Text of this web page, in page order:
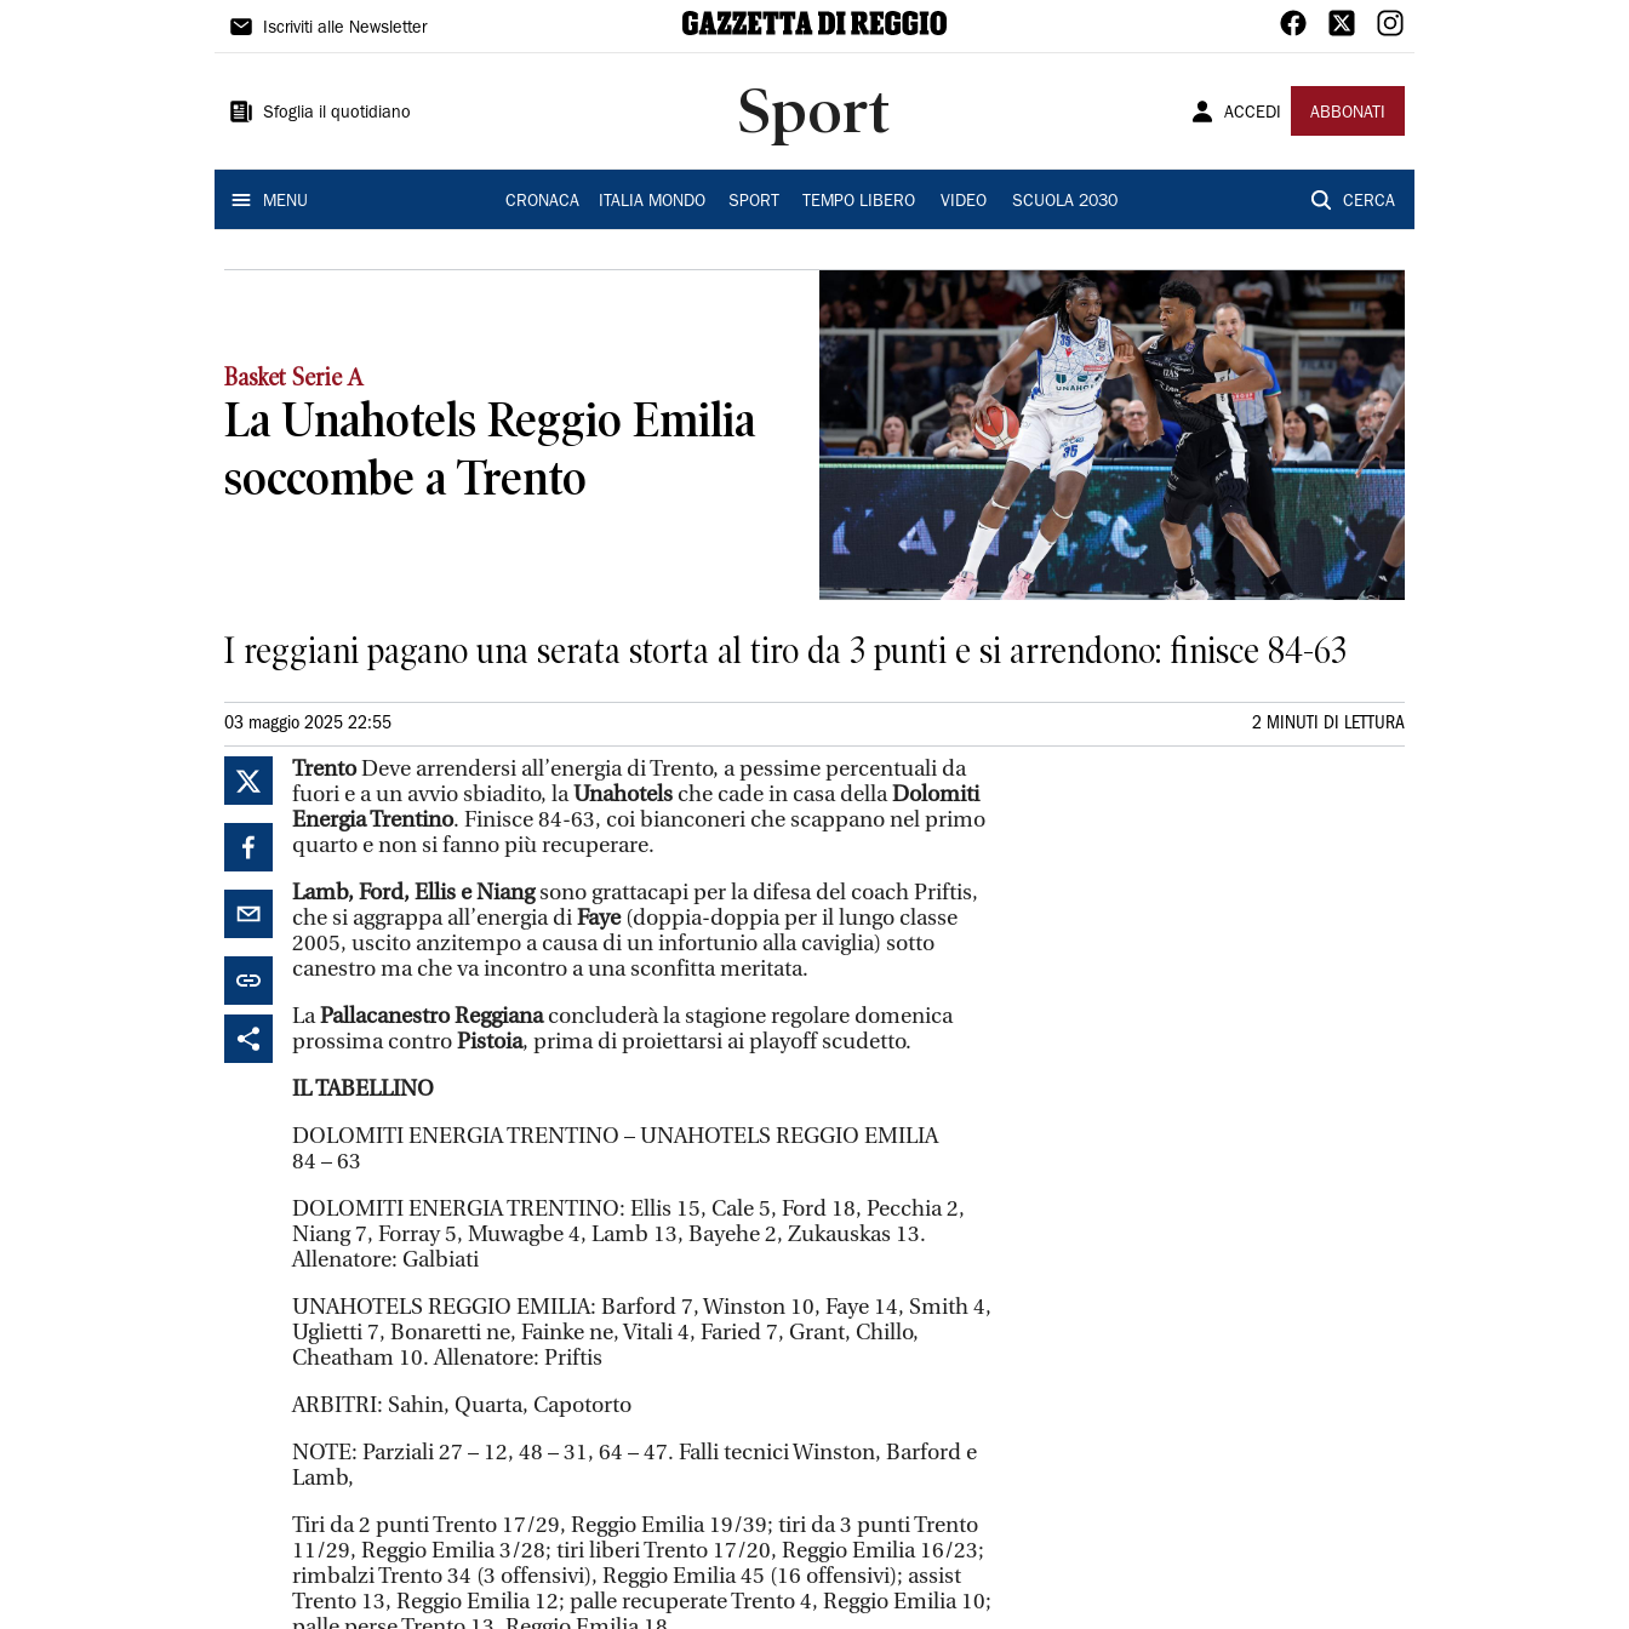
Gazzetta
Reggio
Iscriviti alle Newsletter
Sfoglia il quotidiano Sport ACCEDI ABBONATI
MENU CRONACA ITALIA MONDO SPORT TEMPO LIBERO VIDEO SCUOLA 2030 CERCA
Basket Serie A
La Unahotels Reggio Emilia
soccombe a Trento
I reggiani pagano una serata storta al tiro da 3 punti e si arrendono: finisce 84-63
03 maggio 2025 22:55 2 MINUTI DI LETTURA
TrentoDeve arrendersi all’energia di Trento, a pessime percentuali da
fuori e a un avvio sbiadito, laUnahotels che cade in casa dellaDolomiti
Energia Trentino. Finisce 84-63, coi bianconeri che scappano nel primo
quarto e non si fanno più recuperare.
Lamb, Ford, Ellis e Niangsono grattacapi per la difesa del coach Priftis,
che si aggrappa all’energia diFaye(doppia-doppia per il lungo classe
2005, uscito anzitempo a causa di un infortunio alla caviglia) sotto
canestro ma che va incontro a una sconfitta meritata.
LaPallacanestro Reggianaconcluderà la stagione regolare domenica
prossima controPistoia, prima di proiettarsi ai playoff scudetto.
IL TABELLINO
DOLOMITI ENERGIA TRENTINO – UNAHOTELS REGGIO EMILIA
84 – 63
DOLOMITI ENERGIA TRENTINO: Ellis 15, Cale 5, Ford 18, Pecchia 2,
Niang 7, Forray 5, Muwagbe 4, Lamb 13, Bayehe 2, Zukauskas 13.
Allenatore: Galbiati
UNAHOTELS REGGIO EMILIA: Barford 7, Winston 10, Faye 14, Smith 4,
Uglietti 7, Bonaretti ne, Fainke ne, Vitali 4, Faried 7, Grant, Chillo,
Cheatham 10. Allenatore: Priftis
ARBITRI: Sahin, Quarta, Capotorto
NOTE: Parziali 27 – 12, 48 – 31, 64 – 47. Falli tecnici Winston, Barford e
Lamb,
Tiri da 2 punti Trento 17/29, Reggio Emilia 19/39; tiri da 3 punti Trento
11/29, Reggio Emilia 3/28; tiri liberi Trento 17/20, Reggio Emilia 16/23;
rimbalzi Trento 34 (3 offensivi), Reggio Emilia 45 (16 offensivi); assist
Trento 13, Reggio Emilia 12; palle recuperate Trento 4, Reggio Emilia 10;